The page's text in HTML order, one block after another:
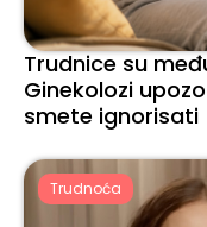
Trudnice su
Ginekolozi
smete ignorisati
Trudnoća